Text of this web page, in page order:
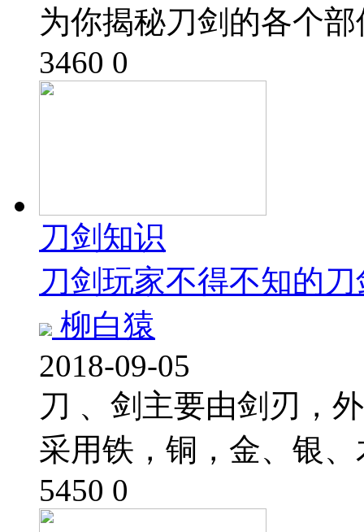
为你揭秘刀剑的各个部
3460 0
刀剑知识
刀剑玩家不得不知的
柳白猿
2018-09-05
刀 、剑主要由剑刃，
采用铁，铜，金、银
5450 0